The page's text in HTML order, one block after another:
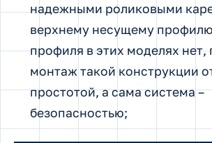
надежными роликовыми
верхнему несущему
профиля в этих моделях нет,
монтаж такой конструкции
простотой, а сама система –
безопасностью;